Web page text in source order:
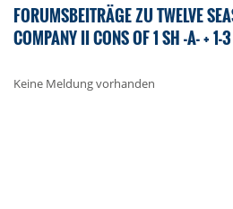
FORUMSBEITRÄGE ZU TWELVE
COMPANY II CONS OF 1 SH -A- + 1-
Keine Meldung vorhanden